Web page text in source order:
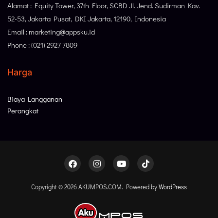
Alamat : Equity Tower, 37th Floor, SCBD Jl. Jend. Sudirman Kav.
52-53, Jakarta Pusat, DKI Jakarta, 12190, Indonesia
Email : marketing@appsku.id
Phone : (021) 2927 7809
Harga
Biaya Langganan
Perangkat
Copyright © 2026 AKUMPOS.COM. Powered byWordPress